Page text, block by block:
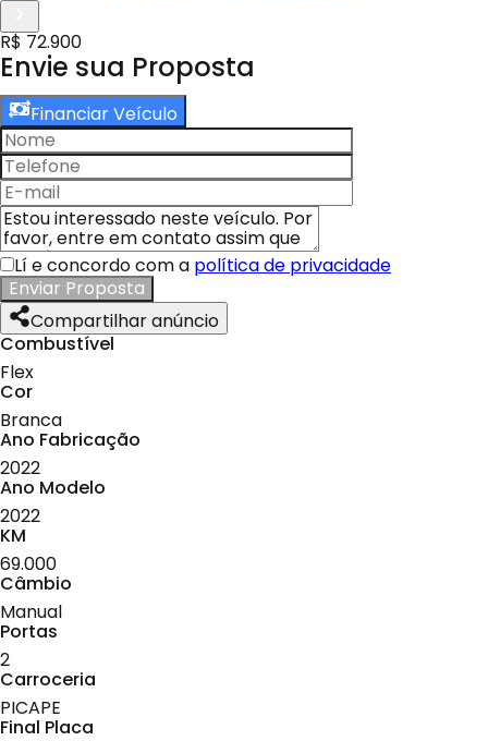
R$ 72.900
Envie sua Proposta
Financiar Veículo
Lí e concordo com a política de privacidade
Enviar Proposta
Compartilhar anúncio
Combustível
Flex
Cor
Branca
Ano Fabricação
2022
Ano Modelo
2022
KM
69.000
Câmbio
Manual
Portas
2
Carroceria
PICAPE
Final Placa